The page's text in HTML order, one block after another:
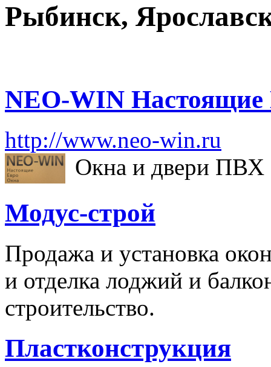
Рыбинск,
NEO-WIN
http://www.neo-win.ru
Окна и двери ПВХ
Модус-строй
Продажа и установка
и отделка лоджий и
строительство.
Пластконструкция